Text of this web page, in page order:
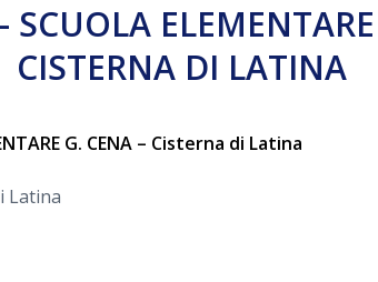
CISTERNA DI LATINA
G. CENA – Cisterna di Latina
Latina